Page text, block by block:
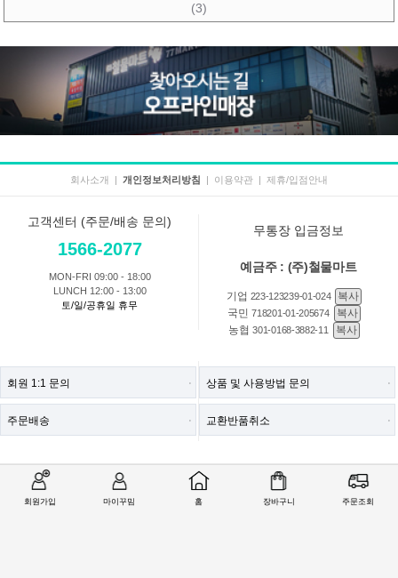
회원가입 마이꾸밈 홈 장바구니 주문조회
(3)
회사소개 | 개인정보처리방침 | 이용약관 | 제휴/입점안내
고객센터 (주문/배송 문의)
1566-2077
MON-FRI 09:00 - 18:00
LUNCH 12:00 - 13:00
토/일/공휴일 휴무
무통장 입금정보
예금주 : (주)철물마트
기업 223-123239-01-024
복사
국민718201-01-205674
복사
농협301-0168-3882-11 복사
회원 1:1 문의
주문배송
상품 및 사용방법 문의
교환반품취소
COMPANY : (주)철물마트 / CEO : 이숙열
ADDRESS : 인천광역시 검단구 봉수대로 1213 ((주)철물마트)